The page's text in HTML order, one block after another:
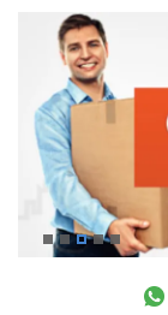
продукции